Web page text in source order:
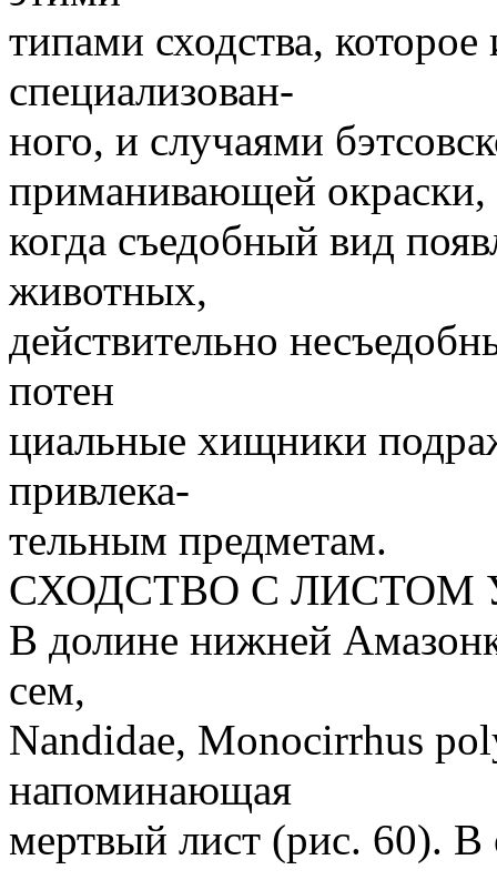
типами сходства, которое
специализован-
ного, и случаями
приманивающей окраски,
когда съедобный вид
животных,
действительно
потен
циальные хищники
привлека-
тельным предметам.
СХОДСТВО С
В долине нижней
сем,
Nandidae, Monocirrhus
напоминающая
мертвый лист (рис. 60). В